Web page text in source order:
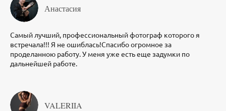
Анастасия
Самый лучший, профессиональный фотограф которого я
встречала!!! Я не ошиблась!Спасибо огромное за
проделанною работу. У меня уже есть еще задумки по
дальнейшей работе.
VALERIIA